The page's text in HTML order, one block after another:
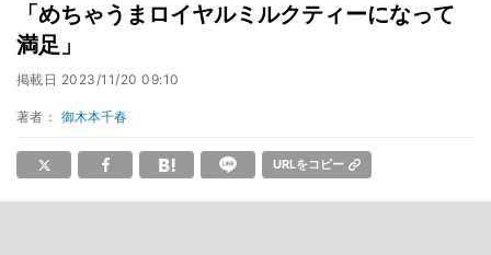
「めちゃうまロイヤルミルクティーになって
満足」
掲載日 2023/11/20 09:10
著者： 御木本千春
URLをコピー